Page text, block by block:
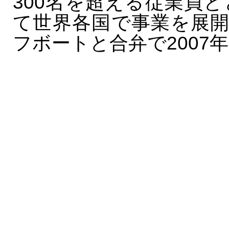
て世界各国で事業を展
フボートと合弁で2007